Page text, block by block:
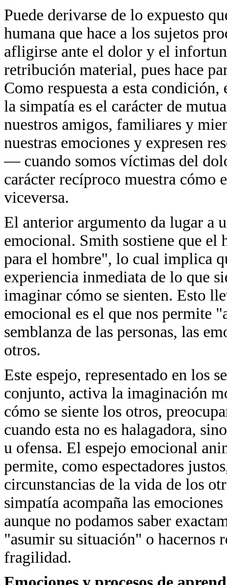
Puede derivarse de lo expuesto
humana que hace a los sujetos
afligirse ante el dolor y el
retribución material, pues hace
Como respuesta a esta
la simpatía es el carácter de
nuestros amigos, familiares y
nuestras emociones y expresen
— cuando somos víctimas del
carácter recíproco muestra cómo
viceversa.
El anterior argumento da lugar a
emocional. Smith sostiene que el
para el hombre", lo cual implica
experiencia inmediata de lo que
imaginar cómo se sienten. Esto
emocional es el que nos permite
semblanza de las personas, las
otros.
Este espejo, representado en los
conjunto, activa la imaginación
cómo se siente los otros,
cuando esta no es halagadora,
u ofensa. El espejo emocional
permite, como espectadores
circunstancias de la vida de los
simpatía acompaña las
aunque no podamos saber
"asumir su situación" o hacernos
fragilidad.